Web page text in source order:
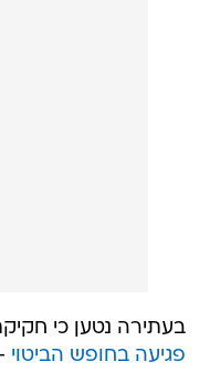
בעתירה נטען כי
פגיעה בחופש הביטוי